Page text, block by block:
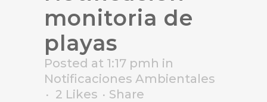
monitoria de
playas
Posted at 1:17 pmh in
Notificaciones Ambientales
2 Likes
Share